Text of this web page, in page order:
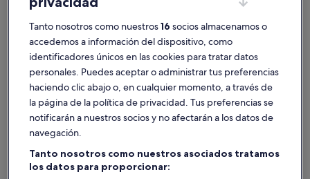
Encuentra el mejor lugar donde
alojarte - Poço das Canas
Más información sobre Unique 6 Bedroom All Ensuite
Más
Tanto nosotros como nuestros16 socios almacenamos o
accedemos a información del dispositivo, como
identificadores únicos en las cookies para tratar datos
personales. Puedes aceptar o administrar tus preferencias
haciendo clic abajo o, en cualquier momento, a través de
la página de la política de privacidad. Tus preferencias se
notificarán a nuestros socios y no afectarán a los datos de
navegación.
Tanto nosotros como nuestros asociados tratamos
los datos para proporcionar: